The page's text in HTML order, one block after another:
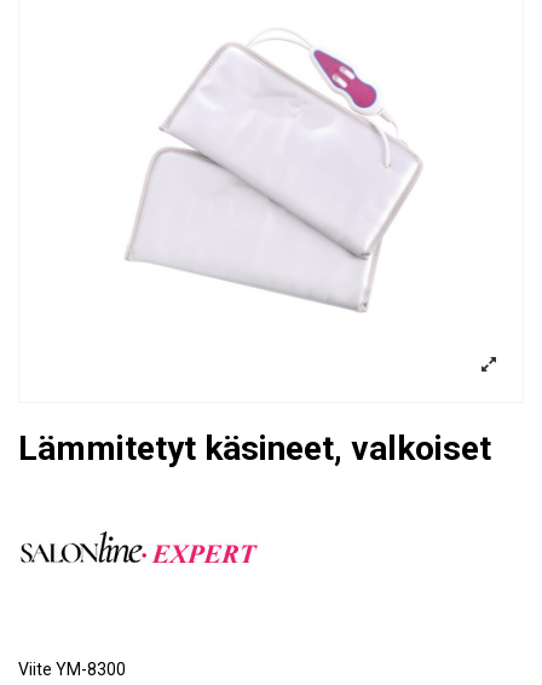
Lämmitetyt käsineet, valkoiset
Viite YM-8300